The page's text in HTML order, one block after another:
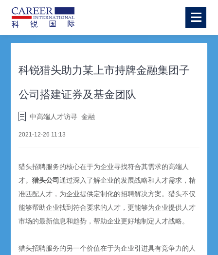
科锐猎头助力某上市持牌金融集团子
公司搭建证券及基金团队
中高端人才访寻 金融
2021-12-26 11:13
猎头招聘服务的核心在于为企业寻找符合其需求的高端人
才。猎头公司通过深入了解企业的发展战略和人才需求，精
准匹配人才，为企业提供定制化的招聘解决方案。猎头不仅
能够帮助企业找到符合要求的人才，更能够为企业提供人才
市场的最新信息和趋势，帮助企业更好地制定人才战略。
猎头招聘服务的另一个价值在于为企业引进具有竞争力的人